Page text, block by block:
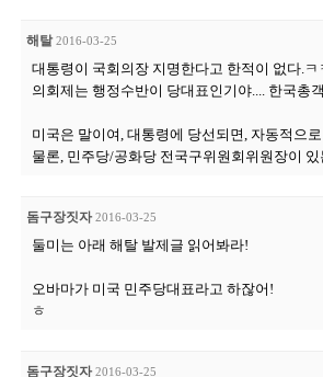
해탈 2016-03-25
대통령이 국회의장 지명한다고 한적이 없다.ㅋ
의회제는 행정수반이 당대표인기야.... 한국총
미국은 말이여, 대통령에 당선되면, 자동적으
물론, 민주당/공화당 전국구위원회위원장이
돔구장짓자 2016-03-25
둘미는 아래 해탈 발제글 읽어봐라!
오바마가 미국 민주당대표라고 하잖어!
ㅎ
돔구장짓자 2016-03-25